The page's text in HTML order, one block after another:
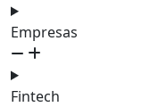
Empresas
Fintech